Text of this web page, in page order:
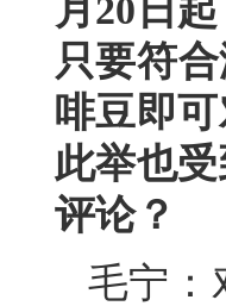
月20日
只要符
啡豆即
此举也
评论？
毛宁：